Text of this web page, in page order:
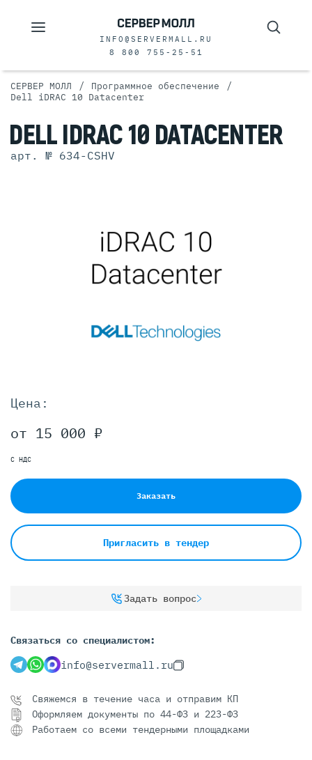
INFO@SERVERMALL.RU
8 800 755-25-51
СЕРВЕР МОЛЛ / Программное обеспечение /
Dell iDRAC 10 Datacenter
DELL IDRAC 10 DATACENTER
арт. № 634-CSHV
Цена:
от 15 000 ₽
С НДС
Заказать
Пригласить в тендер
Задать вопрос
Связаться со специалистом:
info@servermall.ru
Свяжемся в течение часа и отправим КП
Оформляем документы по 44-ФЗ и 223-ФЗ
Работаем со всеми тендерными площадками